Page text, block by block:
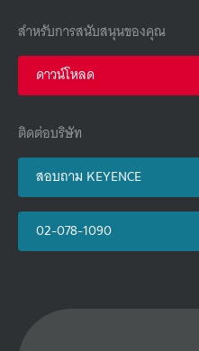
สำหรับการสนับสนุนของคุณ
ดาวน์โหลด
ติดต่อบริษัท
สอบถาม KEYENCE
02-078-1090